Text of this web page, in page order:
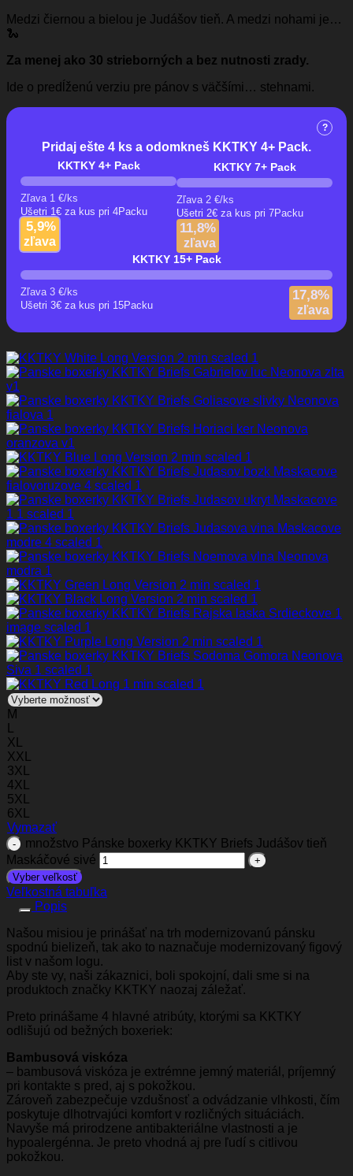
Medzi čiernou a bielou je Judášov tieň. A medzi nohami je…
🐍
Za menej ako 30 strieborných a bez nutnosti zrady.
Ide o predĺženú verziu pre pánov s väčšími… stehnami.
?
Pridaj ešte 4 ks a odomkneš KKTKY 4+ Pack.
KKTKY 4+ Pack
Zľava 1 €/ks
Ušetri 1€ za kus pri 4Packu
5,9%
zľava
KKTKY 7+ Pack
Zľava 2 €/ks
Ušetri 2€ za kus pri 7Packu
11,8%
zľava
KKTKY 15+ Pack
Zľava 3 €/ks
Ušetri 3€ za kus pri 15Packu
17,8%
zľava
M
XL
XXL
3XL
4XL
5XL
6XL
Vymazať
množstvo Pánske boxerky KKTKY Briefs Judášov tieň
Maskáčové sivé
Vyber veľkosť
Veľkostná tabuľka
Popis
Našou misiou je prinášať na trh modernizovanú pánsku
spodnú bielizeň, tak ako to naznačuje modernizovaný figový
list v našom logu.
Aby ste vy, naši zákaznici, boli spokojní, dali sme si na
produktoch značky KKTKY naozaj záležať.
Preto prinášame 4 hlavné atribúty, ktorými sa KKTKY
odlišujú od bežných boxeriek:
Bambusová viskóza
– bambusová viskóza je extrémne jemný materiál, príjemný
pri kontakte s pred, aj s pokožkou.
Zároveň zabezpečuje vzdušnosť a odvádzanie vlhkosti, čím
poskytuje dlhotrvajúci komfort v rozličných situáciách.
Navyše má prirodzene antibakteriálne vlastnosti a je
hypoalergénna. Je preto vhodná aj pre ľudí s citlivou
pokožkou.